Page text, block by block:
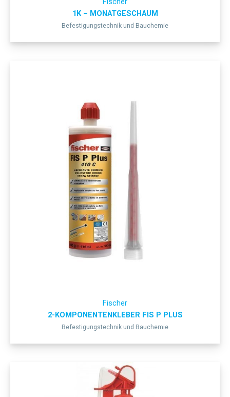
1K – MONATGESCHAUM
Befestigungstechnik und Bauchemie
Fischer
2-KOMPONENTENKLEBER FIS P PLUS
Befestigungstechnik und Bauchemie